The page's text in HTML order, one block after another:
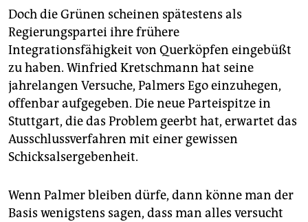
Doch die Grünen scheinen spätestens als
Regierungspartei ihre frühere
Integrationsfähigkeit von Querköpfen eingebüßt
zu haben. Winfried Kretschmann hat seine
jahrelangen Versuche, Palmers Ego einzuhegen,
offenbar aufgegeben. Die neue Parteispitze in
Stuttgart, die das Problem geerbt hat, erwartet das
Ausschlussverfahren mit einer gewissen
Schicksalsergebenheit.
Wenn Palmer bleiben dürfe, dann könne man der
Basis wenigstens sagen, dass man alles versucht